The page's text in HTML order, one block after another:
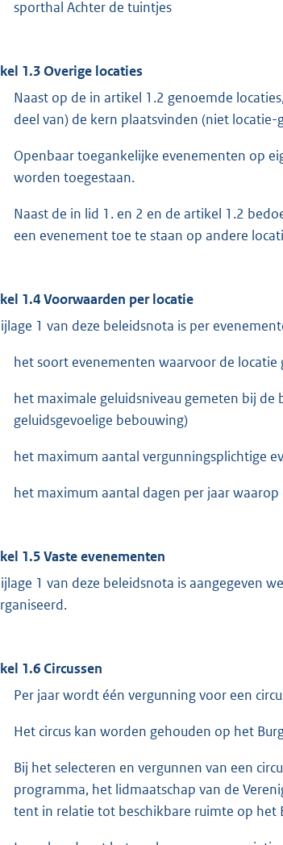
sporthal Achter de tuintjes
1.3 Overige locaties
Naast op de in artikel 1.2 genoemde
deel van) de kern plaatsvinden (niet
Openbaar toegankelijke evenementen op
worden toegestaan.
Naast de in lid 1. en 2 en de artikel 1.2
een evenement toe te staan op andere
1.4 Voorwaarden per locatie
1 van deze beleidsnota is per
het soort evenementen waarvoor de locatie
het maximale geluidsniveau gemeten bij
geluidsgevoelige bebouwing)
het maximum aantal vergunningsplichtige
het maximum aantal dagen per jaar
1.5 Vaste evenementen
1 van deze beleidsnota is aangegeven
1.6 Circussen
Per jaar wordt één vergunning voor een
Het circus kan worden gehouden op het
Bij het selecteren en vergunnen van een
programma, het lidmaatschap van de
tent in relatie tot beschikbare ruimte op het